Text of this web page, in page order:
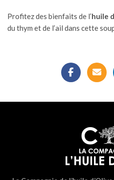
Profitez des bienfaits de l’huile
du thym et de l’ail dans cette